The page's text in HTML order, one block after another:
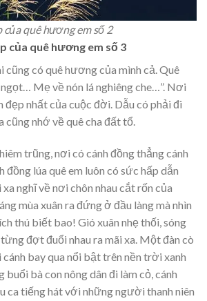
quê hương em số 2
của quê hương em số 3
cũng có quê hương của mình cả. Quê
Mẹ về nón lá nghiêng che…”. Nơi
đẹp nhất của cuộc đời. Dẫu có phải đi
nhớ về quê cha đất tổ.
trũng, nơi có cánh đồng thẳng cánh
đồng lúa quê em luôn có sức hấp dẫn
nghĩ về nơi chôn nhau cắt rốn của
mùa xuân ra đứng ở đầu làng mà nhìn
thú biết bao! Gió xuân nhẹ thối, sóng
đợt đuổi nhau ra mãi xa. Một đàn cò
bay qua nổi bật trên nền trời xanh
buổi bà con nông dân đi làm cỏ, cánh
ca tiếng hát với những người thanh niên